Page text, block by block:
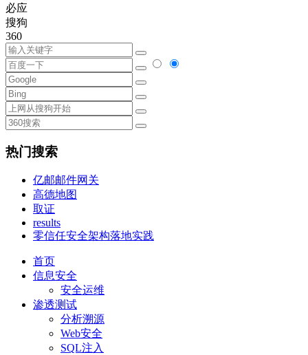
必应
搜狗
360
热门搜索
亿邮邮件网关
高德地图
取证
results
零信任安全架构落地实践
首页
信息安全
安全运维
渗透测试
分析溯源
Web安全
SQL注入